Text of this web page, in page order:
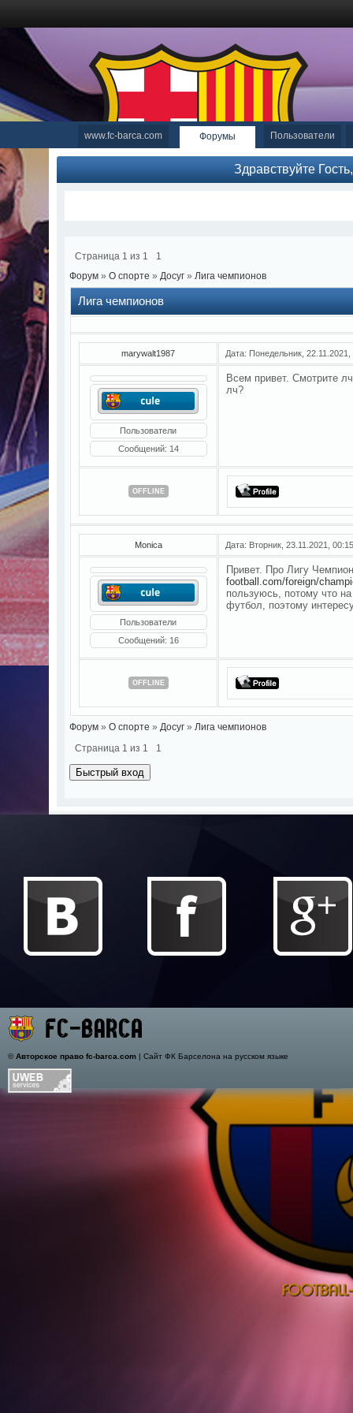
www.fc-barca.com Форумы Пользователи
Здравствуйте
Страница 1 из 1
1
Форум » О спорте » Досуг » Лига чемпионов
Лига чемпионов
marywalt1987 Дата: Понедельник,
Пользователи
Сообщений: 14
Всем привет. Смотрите
лч?
OFFLINE
Monica Дата: Вторник, 23.11.2021,
Пользователи
Сообщений: 16
Привет. Про Лигу
football.com/foreign/
пользуюсь, потому что
футбол, поэтому
OFFLINE
Форум » О спорте » Досуг » Лига чемпионов
Страница 1 из 1 1
©Авторское право fc-barca.com| Сайт ФК Барселона на русском языке